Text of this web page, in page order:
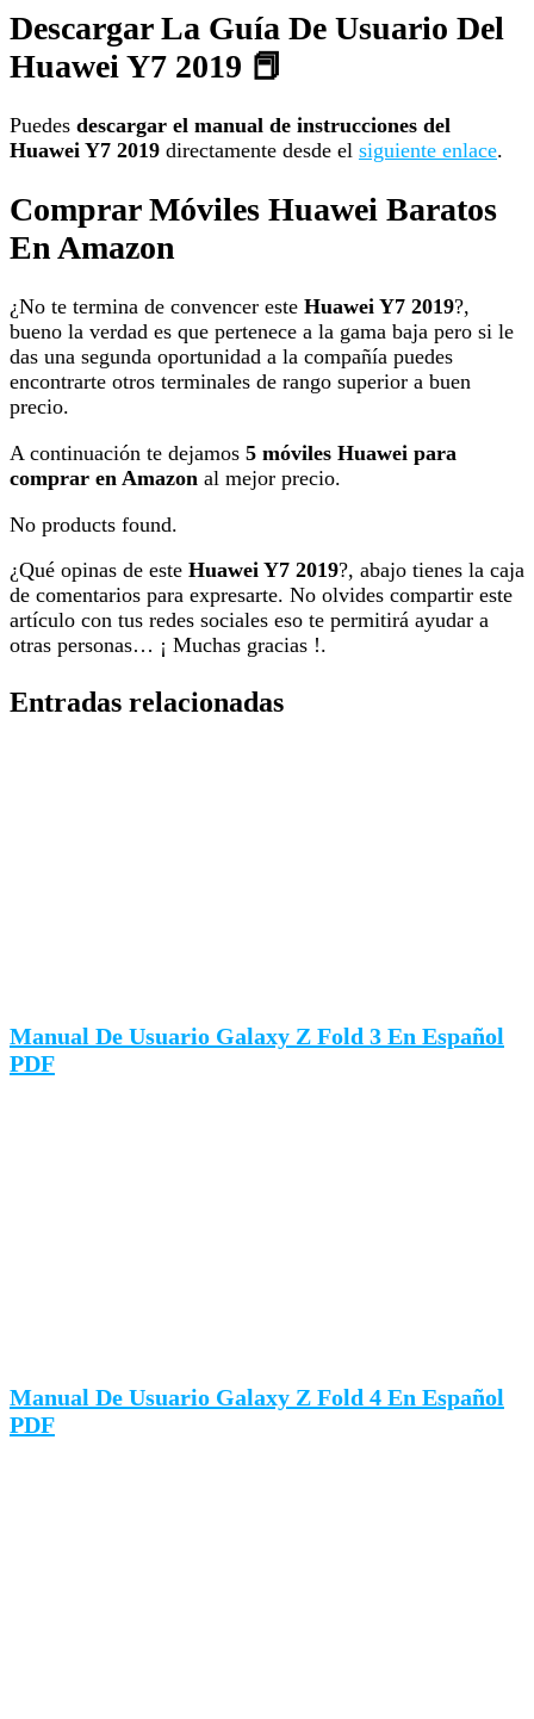
Descargar La Guía De Usuario Del
Huawei Y7 2019 📕
Puedes descargar el manual de instrucciones del
Huawei Y7 2019 directamente desde el siguiente enlace.
Comprar Móviles Huawei Baratos
En Amazon
¿No te termina de convencer este Huawei Y7 2019?,
bueno la verdad es que pertenece a la gama baja pero si le
das una segunda oportunidad a la compañía puedes
encontrarte otros terminales de rango superior a buen
precio.
A continuación te dejamos 5 móviles Huawei para
comprar en Amazon al mejor precio.
No products found.
¿Qué opinas de este Huawei Y7 2019?, abajo tienes la caja
de comentarios para expresarte. No olvides compartir este
artículo con tus redes sociales eso te permitirá ayudar a
otras personas… ¡ Muchas gracias !.
Entradas relacionadas
Manual De Usuario Galaxy Z Fold 3 En Español
PDF
Manual De Usuario Galaxy Z Fold 4 En Español
PDF